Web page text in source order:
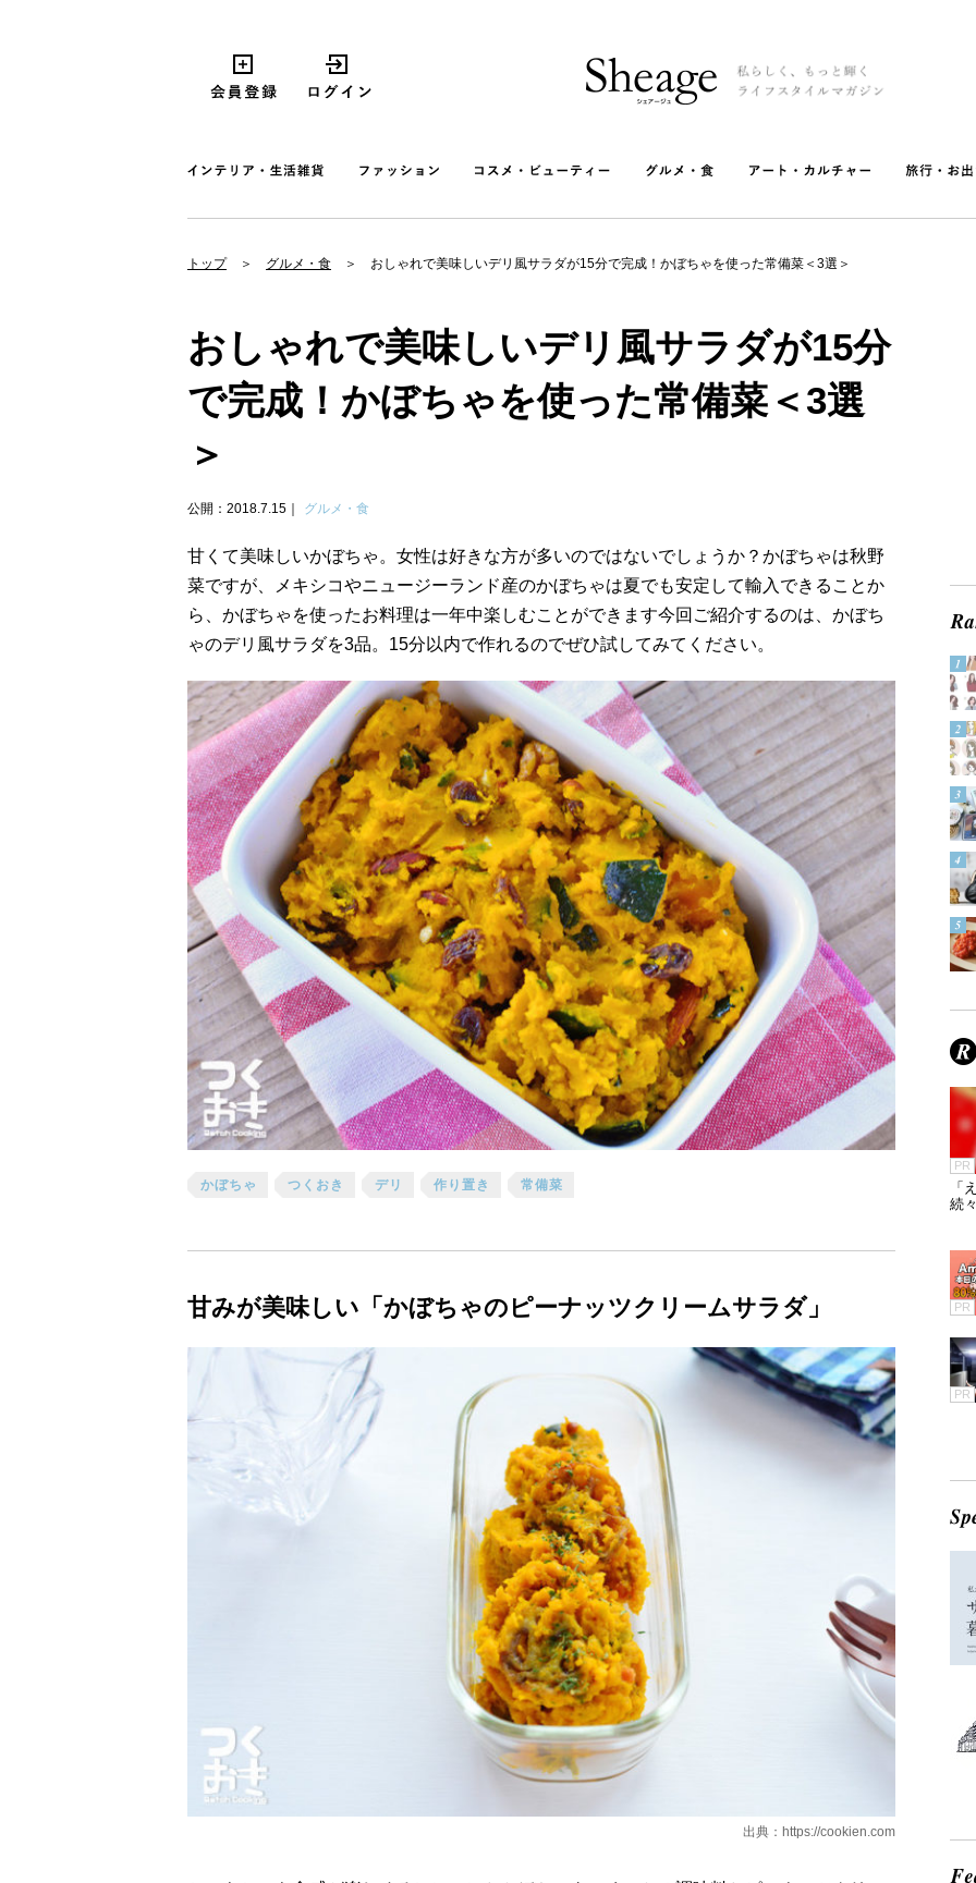
トップ グルメ・食 おしゃれで美味しいデリ風サラダが15分で完成！かぼちゃを使った常備菜＜3選＞
おしゃれで美味しいデリ風サラダが15分
で完成！かぼちゃを使った常備菜＜3選
＞
公開：2018.7.15 グルメ・食
甘くて美味しいかぼちゃ。女性は好きな方が多いのではないでしょうか？かぼちゃは秋野
菜ですが、メキシコやニュージーランド産のかぼちゃは夏でも安定して輸入できることか
ら、かぼちゃを使ったお料理は一年中楽しむことができます今回ご紹介するのは、かぼち
ゃのデリ風サラダを3品。15分以内で作れるのでぜひ試してみてください。
かぼちゃ つくおき デリ 作り置き 常備菜
甘みが美味しい「かぼちゃのピーナッツクリームサラダ」
出典： https://cookien.com
PR
「
続
PR
PR